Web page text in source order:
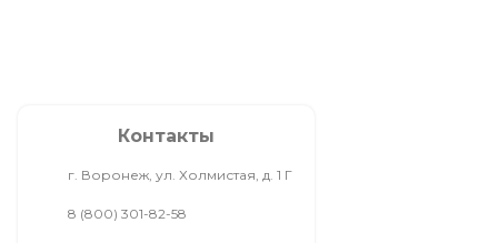
Контакты
г. Воронеж, ул. Холмистая, д. 1 Г
8 (800) 301-82-58